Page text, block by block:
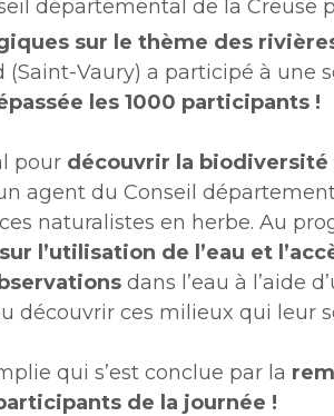
départemental de la Creuse
sur le thème des
(Saint-Vaury) a participé à une
les 1000 participants !
pour découvrir la
agent du Conseil
naturalistes en herbe. Au
l’utilisation de l’eau et
dans l’eau à l’aide
découvrir ces milieux qui leur
qui s’est conclue par la
de la journée !